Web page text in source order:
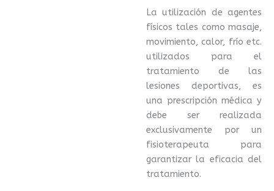
La utilización de agentes
físicos tales como masaje,
movimiento, calor, frío etc.
utilizados para el
tratamiento de las
lesiones deportivas, es
una prescripción médica y
debe ser realizada
exclusivamente por un
fisioterapeuta para
garantizar la eficacia del
tratamiento.